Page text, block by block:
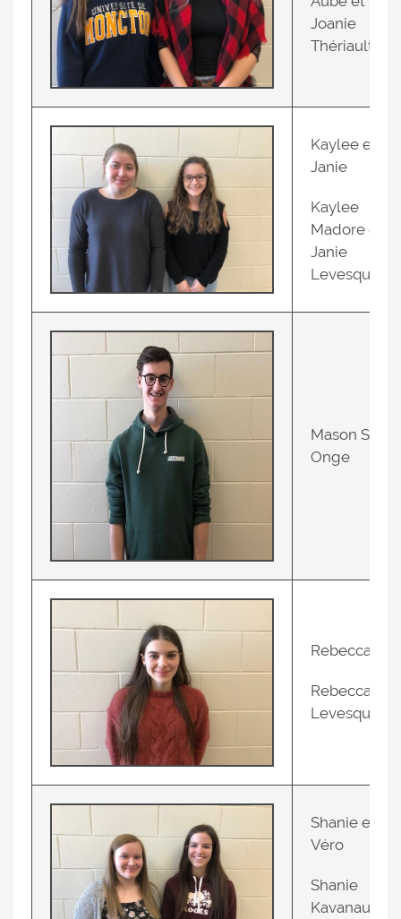
Joanie
Thériault
Kaylee et
Janie
Kaylee
Madore et
Janie
Levesque
Mason St-
Onge
Rebecca
Rebecca
Levesque
Shanie et
Véro
Shanie
Kavanaugh